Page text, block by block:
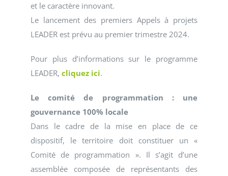
et le caractère innovant.
Le lancement des premiers Appels à projets
LEADER est prévu au premier trimestre 2024.
Pour plus d’informations sur le programme
LEADER, cliquez ici.
Le comité de programmation : une
gouvernance 100% locale
Dans le cadre de la mise en place de ce
dispositif, le territoire doit constituer un «
Comité de programmation ». Il s’agit d’une
assemblée composée de représentants des